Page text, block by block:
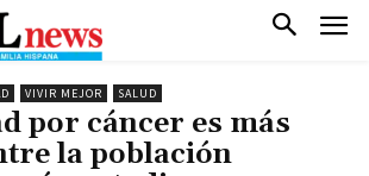
VIVIR MEJOR SALUD
por cáncer es más
la población